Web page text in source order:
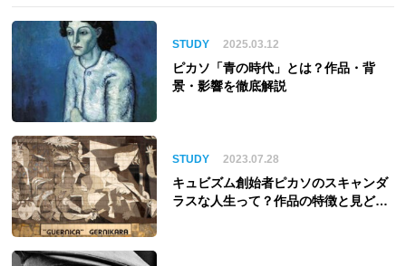
STUDY 2025.03.12
ピカソ「青の時代」とは？作品・背
景・影響を徹底解説
STUDY 2023.07.28
キュビズム創始者ピカソのスキャンダ
ラスな人生って？作品の特徴と見どこ